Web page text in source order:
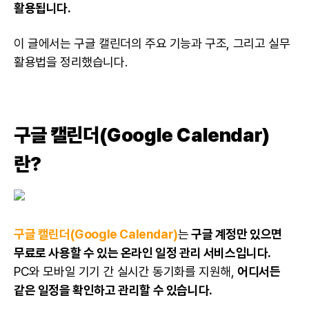
활용됩니다.
이 글에서는 구글 캘린더의 주요 기능과 구조, 그리고 실무
활용법을 정리했습니다.
구글 캘린더(Google Calendar)
란?
구글 캘린더(Google Calendar)는구글 계정만 있으면
무료로 사용할 수 있는 온라인 일정 관리 서비스입니다.
PC와 모바일 기기 간 실시간 동기화를 지원해,어디서든
같은 일정을 확인하고 관리할 수 있습니다.